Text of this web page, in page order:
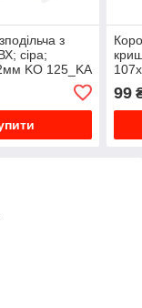
з
сіра;
KO 125_KA
99